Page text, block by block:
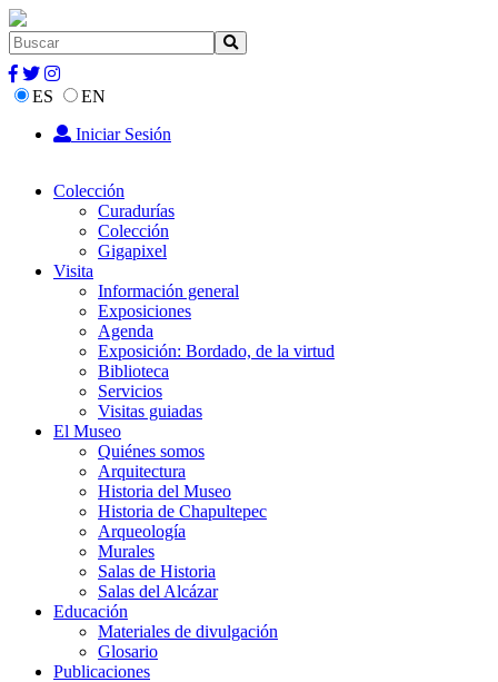
ES
EN
Iniciar Sesión
Colección
Curadurías
Colección
Gigapixel
Visita
Información general
Exposiciones
Agenda
Exposición: Bordado, de la virtud
Biblioteca
Servicios
Visitas guiadas
El Museo
Quiénes somos
Arquitectura
Historia del Museo
Historia de Chapultepec
Arqueología
Murales
Salas de Historia
Salas del Alcázar
Educación
Materiales de divulgación
Glosario
Publicaciones